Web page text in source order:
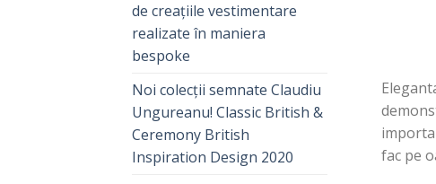
de creațiile vestimentare
realizate în maniera
bespoke
Noi colecții semnate Claudiu
Ungureanu! Classic British &
Ceremony British
Inspiration Design 2020
fac pe